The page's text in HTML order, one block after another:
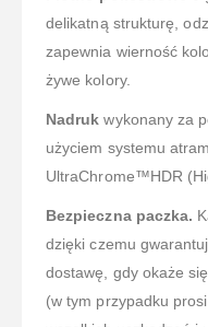
delikatną strukturę,
zapewnia wierność
żywe kolory.
Nadruk wykonany za
użyciem systemu
UltraChrome™HDR
Bezpieczna paczka.
dzięki czemu
dostawę, gdy okaże
(w tym przypadku